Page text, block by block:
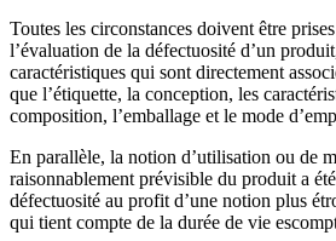
Toutes les circonstances doivent être
l’évaluation de la défectuosité d’un
caractéristiques qui sont directement
que l’étiquette, la conception, les
composition, l’emballage et le mode
En parallèle, la notion d’utilisation ou de
raisonnablement prévisible du produit a
défectuosité au profit d’une notion plus
qui tient compte de la durée de vie